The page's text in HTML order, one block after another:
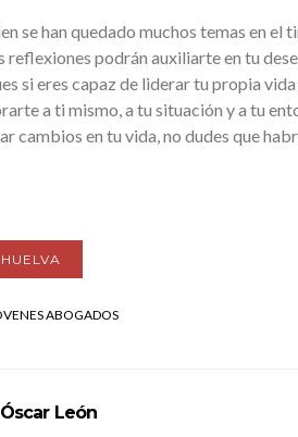
se han quedado muchos temas en el
reflexiones podrán auxiliarte en tu
si eres capaz de liderar tu propia
a ti mismo, a tu situación y a tu
cambios en tu vida, no dudes que
ABOGADOS
Óscar León